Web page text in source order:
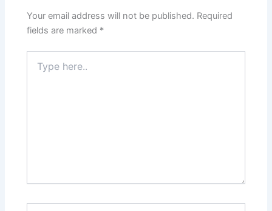
Your email address will not be published. Required
fields are marked *
here..